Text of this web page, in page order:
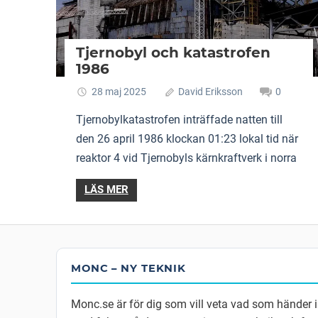
Tjernobyl och katastrofen
1986
28 maj 2025 David Eriksson 0
Tjernobylkatastrofen inträffade natten till
den 26 april 1986 klockan 01:23 lokal tid när
reaktor 4 vid Tjernobyls kärnkraftverk i norra
LÄS MER
MONC – NY TEKNIK
Monc.se är för dig som vill veta vad som händer